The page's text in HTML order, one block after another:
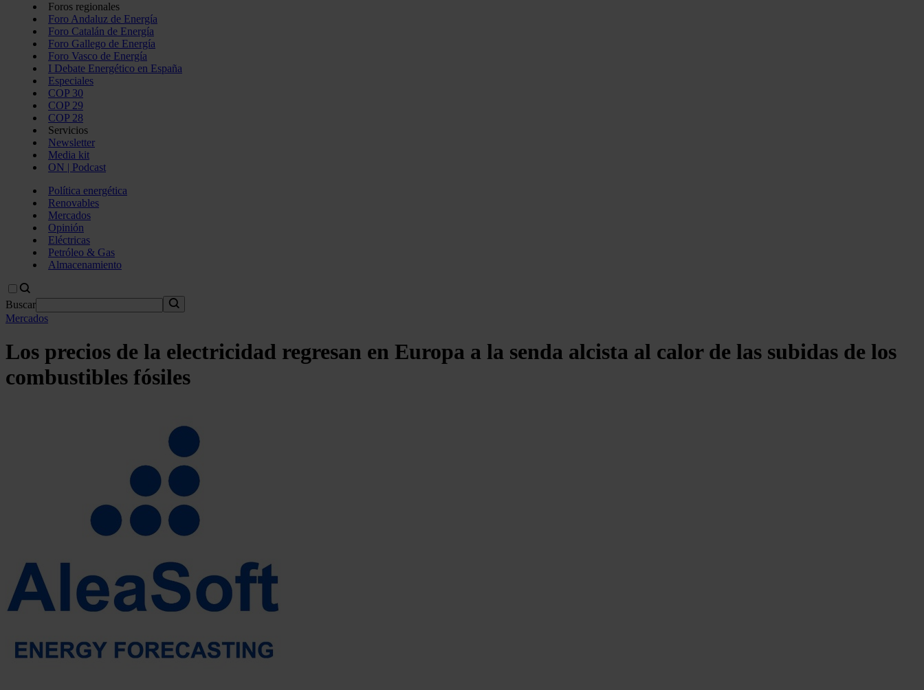
Foros regionales
Foro Andaluz de Energía
Foro Catalán de Energía
Foro Gallego de Energía
Foro Vasco de Energía
I Debate Energético en España
Especiales
COP 30
COP 29
COP 28
Servicios
Newsletter
Media kit
ON | Podcast
Política energética
Renovables
Mercados
Opinión
Eléctricas
Petróleo & Gas
Almacenamiento
Buscar
Mercados
Los precios de la electricidad regresan en Europa a la senda alcista al calor de las subidas de los
combustibles fósiles